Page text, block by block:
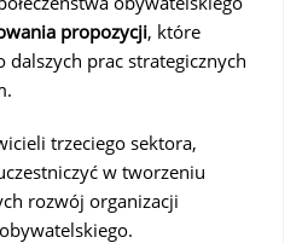
propozycji, które
dalszych prac strategicznych
trzeciego sektora,
w tworzeniu
rozwój organizacji